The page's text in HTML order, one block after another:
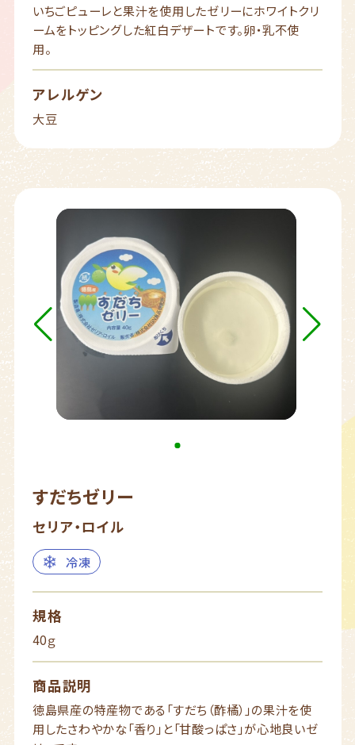
いちごピューレと果汁を使用したゼリーにホワイトクリ
ームをトッピングした紅白デザートです。卵・乳不使
用。
アレルゲン
大豆
すだちゼリー
セリア・ロイル
冷凍
規格
40ｇ
商品説明
徳島県産の特産物である「すだち（酢橘）」の果汁を使
用したさわやかな「香り」と「甘酸っぱさ」が心地良いゼ